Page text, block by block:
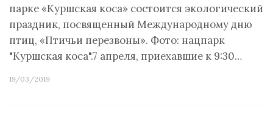
парке «Куршская коса» состоится экологический
праздник, посвященный Международному дню
птиц, «Птичьи перезвоны». Фото: нацпарк
"Куршская коса".7 апреля, приехавшие к 9:30…
19/03/2019